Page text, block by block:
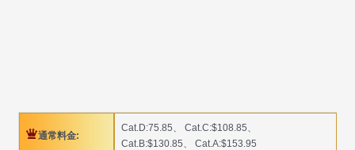
通常料金:
Cat.D:75.85、 Cat.C:$108.85、
Cat.B:$130.85、 Cat.A:$153.95